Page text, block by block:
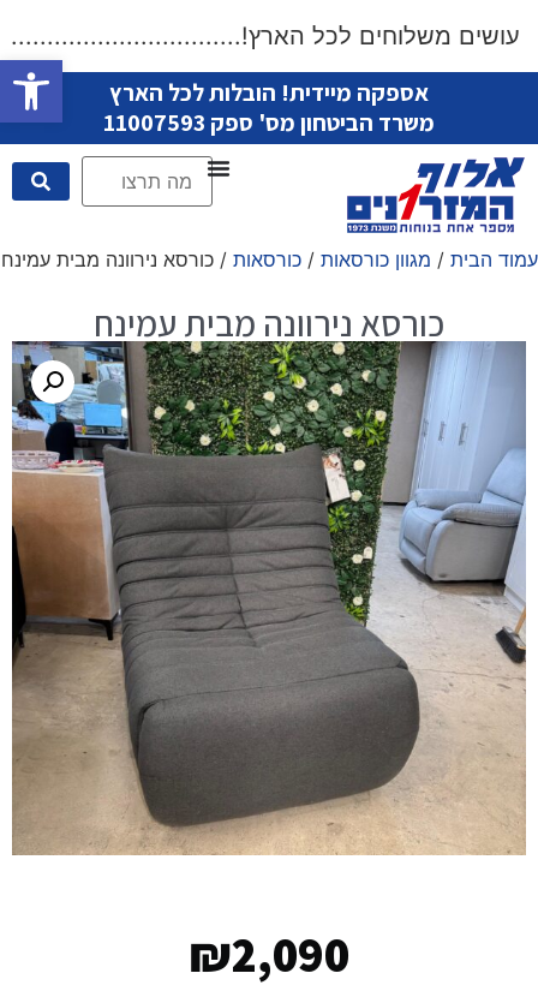
פתח
עושים משלוחים לכל
אספקה מיידית! הובלות לכל הארץ
משרד הביטחון מס' ספק 11007593
עמוד הבית / מגוון כורסאות /כורסאות / כורסא נירוונה מבית עמינח
₪2,090
כורסא נירוונה מבית עמינח